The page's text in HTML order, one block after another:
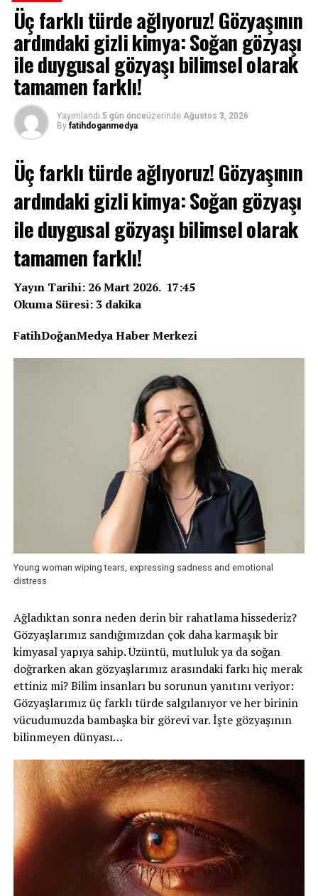
Üç farklı türde ağlıyoruz! Gözyaşının
ardındaki gizli kimya: Soğan gözyaşı
ile duygusal gözyaşı bilimsel olarak
tamamen farklı!
Yayımlandı 5 gün önceüzerinde Ağustos 3, 2026
By fatihdoganmedya
Üç farklı türde ağlıyoruz! Gözyaşının
ardındaki gizli kimya: Soğan gözyaşı
ile duygusal gözyaşı bilimsel olarak
tamamen farklı!
Yayın Tarihi: 26 Mart 2026. 17:45
Okuma Süresi: 3 dakika
FatihDoğanMedya Haber Merkezi
Young woman wiping tears, expressing sadness and emotional
distress
Ağladıktan sonra neden derin bir rahatlama hissederiz?
Gözyaşlarımız sandığımızdan çok daha karmaşık bir
kimyasal yapıya sahip. Üzüntü, mutluluk ya da soğan
doğrarken akan gözyaşlarımız arasındaki farkı hiç merak
ettiniz mi? Bilim insanları bu sorunun yanıtını veriyor:
Gözyaşlarımız üç farklı türde salgılanıyor ve her birinin
vücudumuzda bambaşka bir görevi var. İşte gözyaşının
bilinmeyen dünyası…